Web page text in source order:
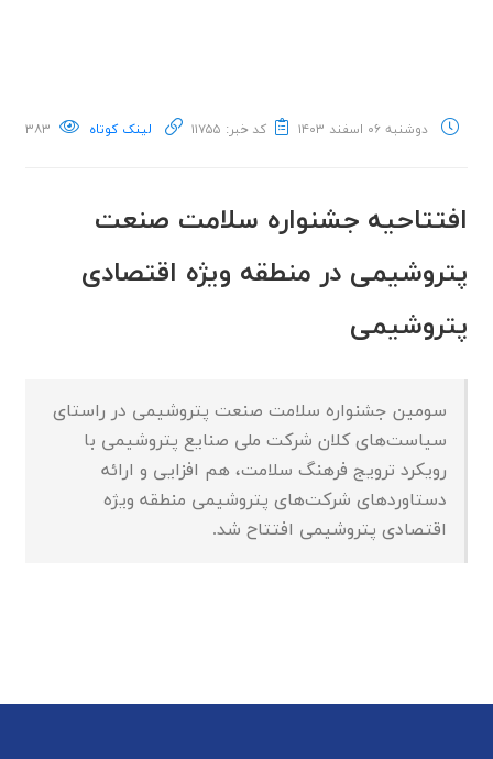
دوشنبه ۰۶ اسفند ۱۴۰۳ کد خبر: ۱۱۷۵۵ لینک کوتاه ۳۸۳
افتتاحیه جشنواره سلامت صنعت
پتروشیمی در منطقه ویژه اقتصادی
پتروشیمی‌
سومین جشنواره سلامت صنعت پتروشیمی در راستای
سیاست‌های کلان شرکت ملی صنایع پتروشیمی با
رویکرد ترویج فرهنگ سلامت، هم‌ افزایی و ارائه
دستاوردهای شرکت‌های پتروشیمی منطقه ویژه
اقتصادی پتروشیمی افتتاح شد.